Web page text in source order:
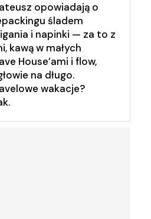
opowiadają o
śladem
i napinki — za to z
kawą w małych
House’ami i flow,
na długo.
wakacje?